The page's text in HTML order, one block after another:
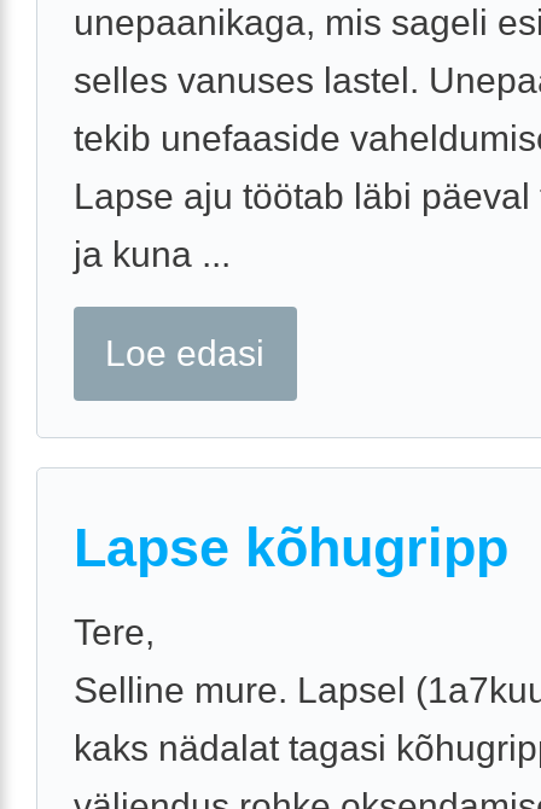
unepaanikaga, mis sageli
selles vanuses lastel.
tekib unefaaside
Lapse aju töötab läbi päeval
ja kuna ...
Loe edasi
Lapse kõhugripp
Tere,
Selline mure. Lapsel
kaks nädalat tagasi